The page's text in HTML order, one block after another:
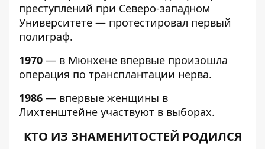
преступлений при Северо-западном
Университете — протестировал первый
полиграф.
1970 — в Мюнхене впервые произошла
операция по трансплантации нерва.
1986 — впервые женщины в
Лихтенштейне участвуют в выборах.
КТО ИЗ ЗНАМЕНИТОСТЕЙ РОДИЛСЯ